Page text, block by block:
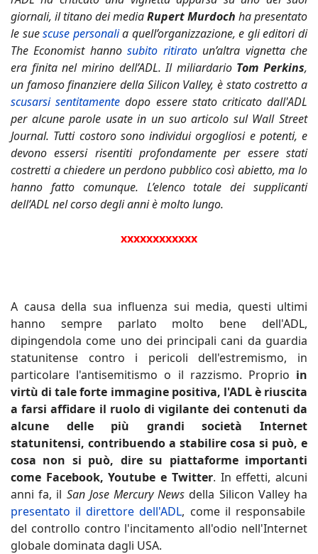
giornali, il titano dei mediaRupert Murdoch ha presentato
le suescuse personalia quell’organizzazione, e gli editori di
The Economist hannosubito ritirato un’altra vignetta che
era finita nel mirino dell’ADL. Il miliardario Tom Perkins,
un famoso finanziere della Silicon Valley, è stato costretto a
scusarsi sentitamente dopo essere stato criticato dall'ADL
per alcune parole usate in un suo articolo sul Wall Street
Journal. Tutti costoro sono individui orgogliosi e potenti, e
devono essersi risentiti profondamente per essere stati
costretti a chiedere un perdono pubblico così abietto, ma lo
hanno fatto comunque. L’elenco totale dei supplicanti
dell’ADL nel corso degli anni è molto lungo.
xxxxxxxxxxxx
A causa della sua influenza sui media, questi ultimi
hanno sempre parlato molto bene dell'ADL,
dipingendola come uno dei principali cani da guardia
statunitense contro i pericoli dell'estremismo, in
particolare l'antisemitismo o il razzismo. Proprio in
virtù di tale forte immagine positiva, l'ADL è riuscita
a farsi affidare il ruolo di vigilante dei contenuti da
alcune delle più grandi società Internet
statunitensi, contribuendo a stabilire cosa si può, e
cosa non si può, dire su piattaforme importanti
come Facebook, Youtube e Twitter. In effetti, alcuni
anni fa, il San Jose Mercury News della Silicon Valley ha
presentato il direttore dell'ADL, come il responsabile
del controllo contro l'incitamento all'odio nell'Internet
globale dominata dagli USA.